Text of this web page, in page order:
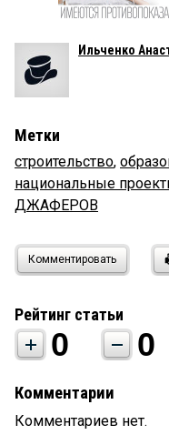
Ильченко
Метки
строительство,
национальные
ДЖАФЕРОВ
Комментировать
Рейтинг статьи
0 0
Комментарии
Комментариев нет.